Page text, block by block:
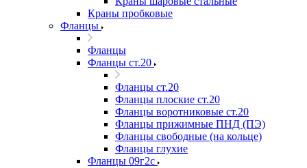
Краны пробковые
Фланцы
Фланцы
Фланцы ст.20
Фланцы ст.20
Фланцы плоские ст.20
Фланцы воротниковые ст.20
Фланцы прижимные ПНД (ПЭ)
Фланцы свободные (на кольце)
Фланцы глухие
Фланцы 09г2с